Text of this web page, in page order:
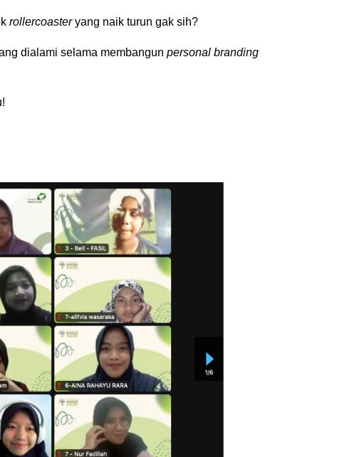
rollercoasteryang naik turun gak sih?
dialami selama membangunpersonal branding